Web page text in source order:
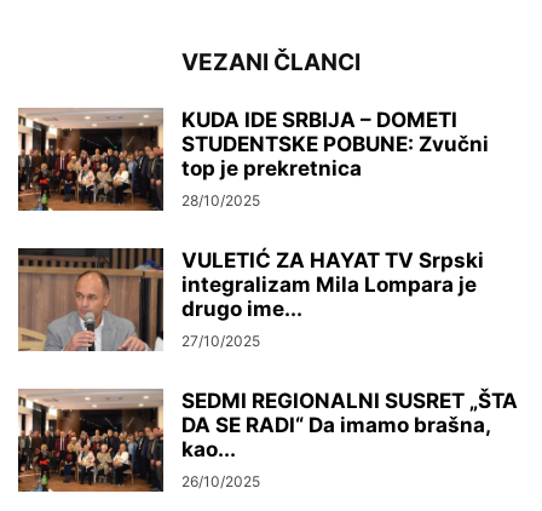
VEZANI ČLANCI
KUDA IDE SRBIJA – DOMETI
STUDENTSKE POBUNE: Zvučni
top je prekretnica
28/10/2025
VULETIĆ ZA HAYAT TV Srpski
integralizam Mila Lompara je
drugo ime...
27/10/2025
SEDMI REGIONALNI SUSRET „ŠTA
DA SE RADI“ Da imamo brašna,
kao...
26/10/2025